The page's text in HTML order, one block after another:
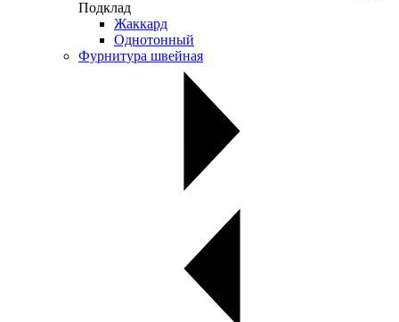
Подклад
Жаккард
Однотонный
Фурнитура швейная